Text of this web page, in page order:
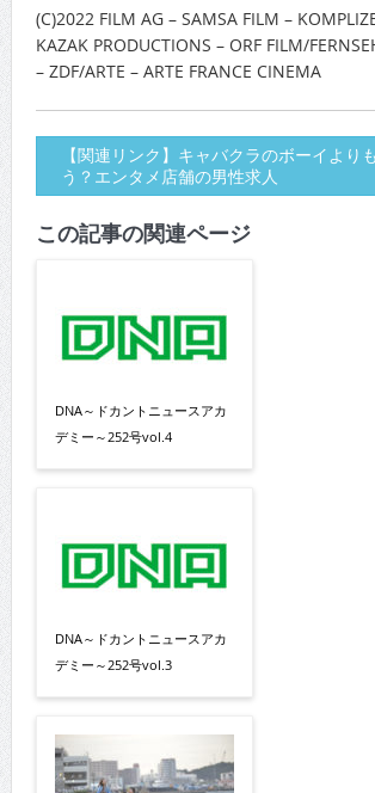
(C)2022 FILM AG – SAMSA FILM –
KAZAK PRODUCTIONS – ORF FILM/
– ZDF/ARTE – ARTE FRANCE CINEMA
【関連リンク】キャバクラのボーイより
う？エンタメ店舗の男性求人
この記事の関連ページ
DNA～ドカントニュースアカ
デミー～252号vol.4
DNA～ドカントニュースアカ
デミー～252号vol.3